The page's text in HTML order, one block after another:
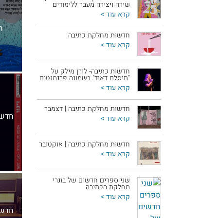
שירה ויצירה מעבר ללימודים
קרא עוד >
חדשות מחלקת כתיבה
קרא עוד >
חדשות כתיבה- לורן מילק על
"תיסלם דאוד" בשמונה פרגמנטים
קרא עוד >
חדשות מחלקת כתיבה | דצמבר
קרא עוד >
חדשות מחלקת כתיבה | אוקטובר
קרא עוד >
שני ספרים חדשים של בוגרי
מחלקת הכתיבה
קרא עוד >